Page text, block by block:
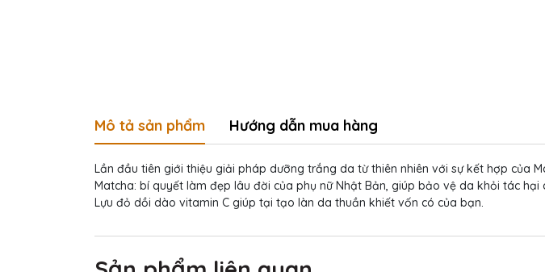
Mô tả sản phẩm Hướng dẫn mua hàng
Lần đầu tiên giới thiệu giải pháp dưỡng trắng da từ thiên nhiên với sự kết hợp của
Matcha: bí quyết làm đẹp lâu đời của phụ nữ Nhật Bản, giúp bảo vệ da khỏi tác
Lựu đỏ dồi dào vitamin C giúp tại tạo làn da thuần khiết vốn có của bạn.